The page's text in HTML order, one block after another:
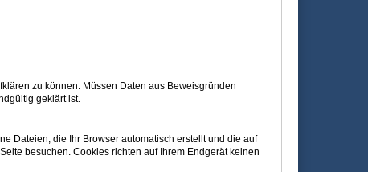
zu können. Müssen Daten aus Beweisgründen
geklärt ist.
Dateien, die Ihr Browser automatisch erstellt und die auf
besuchen. Cookies richten auf Ihrem Endgerät keinen